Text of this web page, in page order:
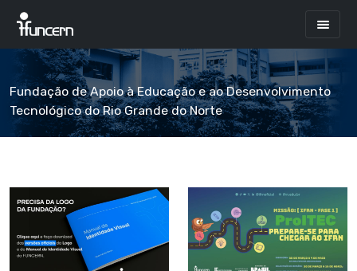
Fundação de Apoio à Educação e ao Desenvolvimento
Tecnológico do Rio Grande do Norte